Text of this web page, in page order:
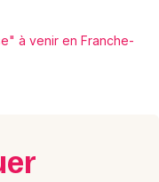
à venir en Franche-